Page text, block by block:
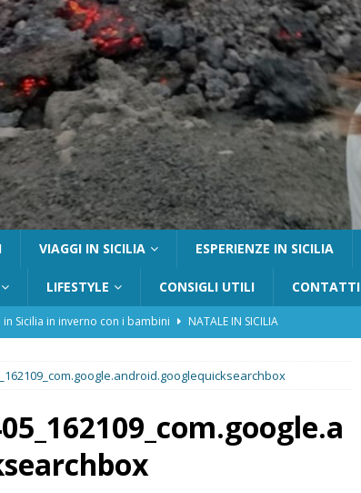
VIAGGI IN SICILIA ESPERIENZE IN SICILIA
LIFESTYLE CONSIGLI UTILI CONTATTI
in Sicilia in inverno con i bambini
NATALE IN SICILIA
con bambini: guida completa su come arrivare,
PORTA
a Pantelleria: dammusi vista mare e resort immersi nella natura